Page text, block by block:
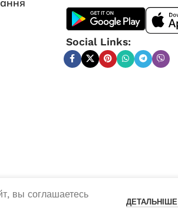
В наявності
15 379,0₴
ДОДАТИ В КОШИК
Social Links:
вы соглашаетесь
ДЕТАЛЬНІШЕ